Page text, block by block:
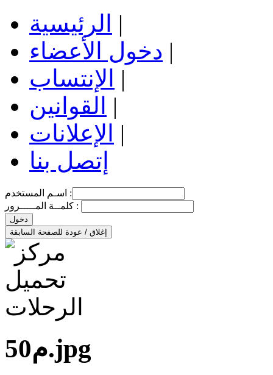
الرئيسية
|
دخول الأعضاء |
الإنتساب
|
القوانين
|
الإعلانات
|
إتصل بنا
اسـم المستخدم :
كلمــة المـــــرور :
دخول
إغلاق / عودة للصفحة السابقة
م50.jpg